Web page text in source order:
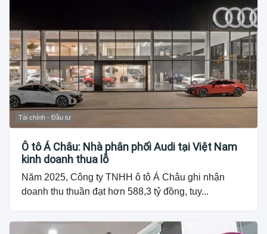
Tài chính - Đầu tư
Ô tô Á Châu: Nhà phân phối Audi tại Việt Nam
kinh doanh thua lỗ
Năm 2025, Công ty TNHH ô tô Á Châu ghi nhận
doanh thu thuần đạt hơn 588,3 tỷ đồng, tuy...